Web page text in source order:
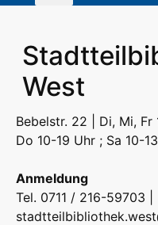
West
Bebelstr. 22 | Di, Mi, Fr
Do 10-19 Uhr ; Sa 10-
Anmeldung
Tel. 0711 / 216-59703 |